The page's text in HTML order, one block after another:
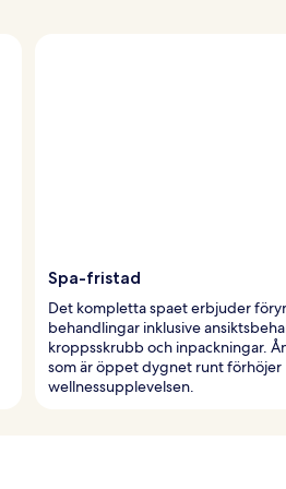
Spa-fristad
Det kompletta spaet erbjuder
behandlingar inklusive
kroppsskrubb och inpackningar.
som är öppet dygnet runt förhöjer
wellnessupplevelsen.